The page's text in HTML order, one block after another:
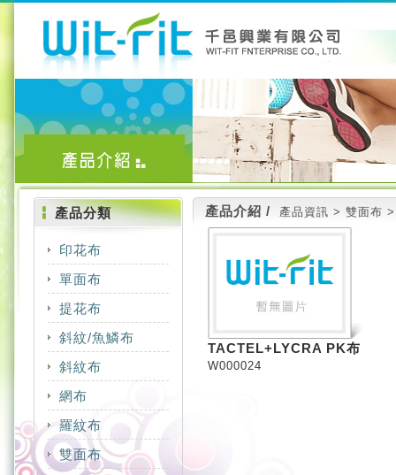
產品分類
印花布
COTTON
NYLON
POLYESTER
TACTEL
單面布
COOLMAX
COTTON
CT
CVC
MERYL
MODAL RAYON
提花布
COOLMAX
MERYL
NYLON
POLYESTER
RAYON
斜紋/魚鱗布
COOLMAX
COTTON
CVC
NYLON
斜紋布
COTTON
POLYESTER
網布
COOLMAX
COOLPLUS
羅紋布
COOLMAX
雙面布
產品介紹 / 產品資訊 > 雙面布
TACTEL+LYCRA PK布
W000024